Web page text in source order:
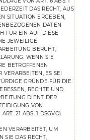
DAS RECHT, AUS
SITUATION ERGEBEN,
DATEN
FÜR EIN AUF DIESE
JEWEILIGE
BERUHT,
WENN SIE
BETROFFENEN
ES SEI
GRÜNDE FÜR DIE
RECHTE UND
DIENT DER
VON
21 ABS. 1 DSGVO).
VERARBEITET, UM
SIE DAS RECHT,